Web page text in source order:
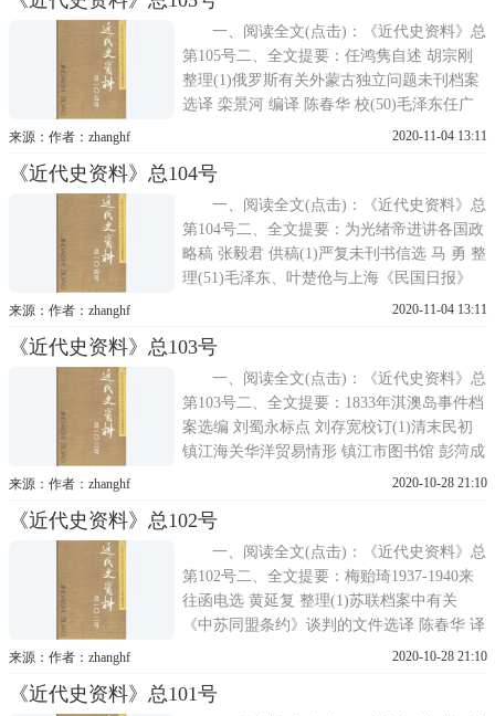
全省教育总会，任会长。1908 年在教育总会
设立宪政讲习所，鼓吹立宪，不久
一、阅读全文(点击)：《近代史资料》总
第105号二、全文提要：任鸿隽自述 胡宗刚
整理(1)俄罗斯有关外蒙古独立问题未刊档案
选译 栾景河 编译 陈春华 校(50)毛泽东任广
州农讲所所长的两篇函稿——读中国国民党
记(1937年9-11月，1939年2-5月) (73)日本在
华北
来源：作者：zhanghf 2020-11-04 13:11
《近代史资料》总104号
一、阅读全文(点击)：《近代史资料》总
第104号二、全文提要：为光绪帝进讲各国政
略稿 张毅君 供稿(1)严复未刊书信选 马 勇 整
理(51)毛泽东、叶楚伧与上海《民国日报》
——读中国国民党中央党史馆藏档案之一 梁
(108)中国人民救国会中央临时工作委员会
来源：作者：zhanghf 2020-11-04 13:11
《近代史资料》总103号
一、阅读全文(点击)：《近代史资料》总
第103号二、全文提要：1833年淇澳岛事件档
案选编 刘蜀永标点 刘存宽校订(1)清末民初
镇江海关华洋贸易情形 镇江市图书馆 彭菏成
(11)张勋复辟时之段祺瑞 龚维疆(60)留日学
日记选(1938年) 知 之 整理(66)沈
来源：作者：zhanghf 2020-10-28 21:10
《近代史资料》总102号
一、阅读全文(点击)：《近代史资料》总
第102号二、全文提要：梅贻琦1937-1940来
往函电选 黄延复 整理(1)苏联档案中有关
《中苏同盟条约》谈判的文件选译 陈春华 译
(45)萍矿过去谈 孟震(78)日军战场日记(一)
育民 整理(203)被广西土匪捕获 [日]
来源：作者：zhanghf 2020-10-28 21:10
《近代史资料》总101号